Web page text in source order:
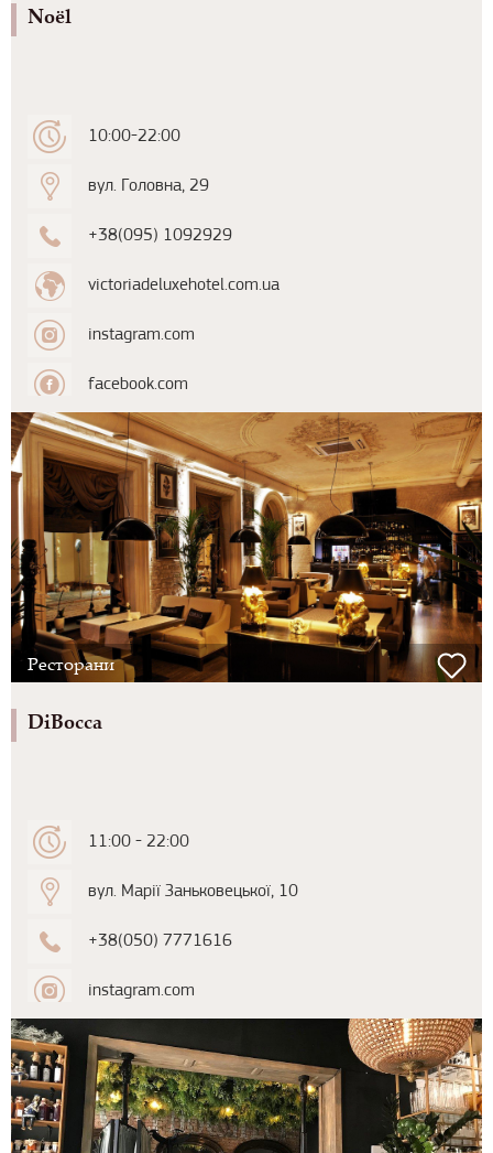
Noël
10:00-22:00
вул. Головна, 29
+38(095) 1092929
victoriadeluxehotel.com.ua
instagram.com
facebook.com
Ресторани
DiBocca
11:00 - 22:00
вул. Марії Заньковецької, 10
+38(050) 7771616
instagram.com